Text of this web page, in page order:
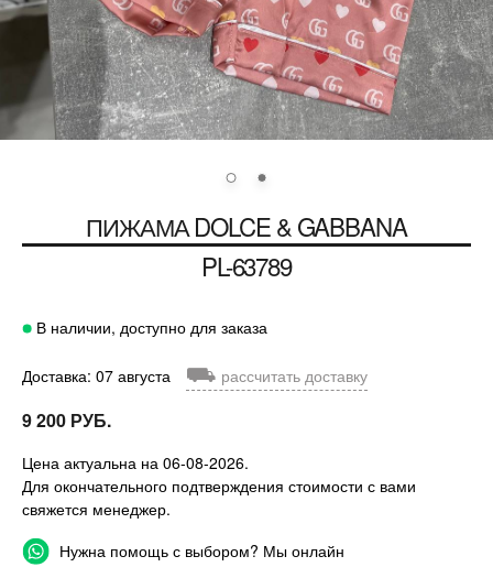
ПИЖАМА DOLCE & GABBANA
PL-63789
В наличии, доступно для заказа
Доставка: 07 августа ⛟ рассчитать доставку
9 200 РУБ.
Цена актуальна на 06-08-2026.
Для окончательного подтверждения стоимости с вами
свяжется менеджер.
Нужна помощь с выбором? Мы онлайн